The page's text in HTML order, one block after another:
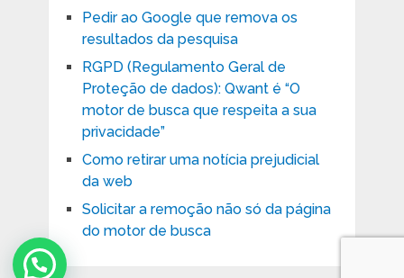
Pedir ao Google que remova os
resultados da pesquisa
RGPD (Regulamento Geral de
Proteção de dados): Qwant é “O
motor de busca que respeita a sua
privacidade”
Como retirar uma notícia prejudicial
da web
Solicitar a remoção não só da página
do motor de busca
Start Chat
Buongiorno,
come possiamo esserti utile?